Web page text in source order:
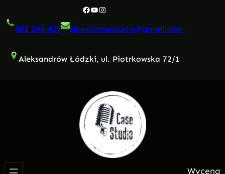
do
Facebook
YouTube
Instagram
501 246 423 slawekcasestudio@gmail.com
Aleksandrów Łódzki, ul. Piotrkowska 72/1
Wycena